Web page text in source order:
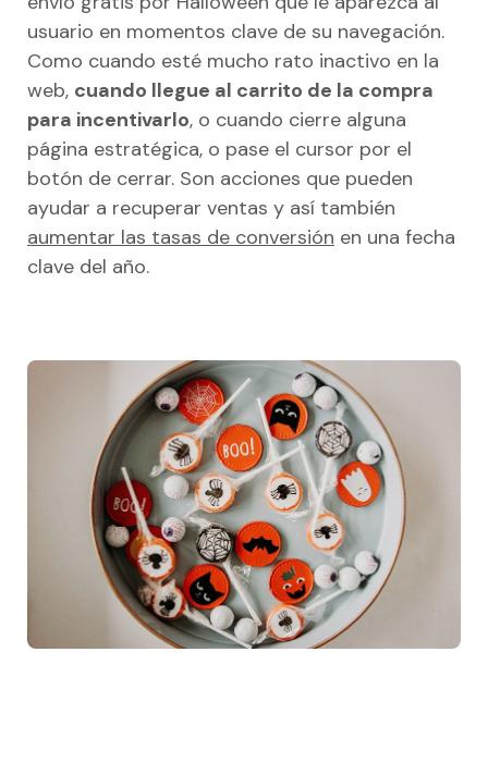
usuario en momentos clave de su navegación.
Como cuando esté mucho rato inactivo en la
web, cuando llegue al carrito de la compra
para incentivarlo, o cuando cierre alguna
página estratégica, o pase el cursor por el
botón de cerrar. Son acciones que pueden
ayudar a recuperar ventas y así también
aumentar las tasas de conversión en una fecha
clave del año.